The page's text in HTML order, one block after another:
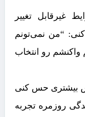
غیرقابل تغییر
“من نمی‌تونم
واکنشم رو انتخاب
بیشتری حس کنی
روزمره تجربه